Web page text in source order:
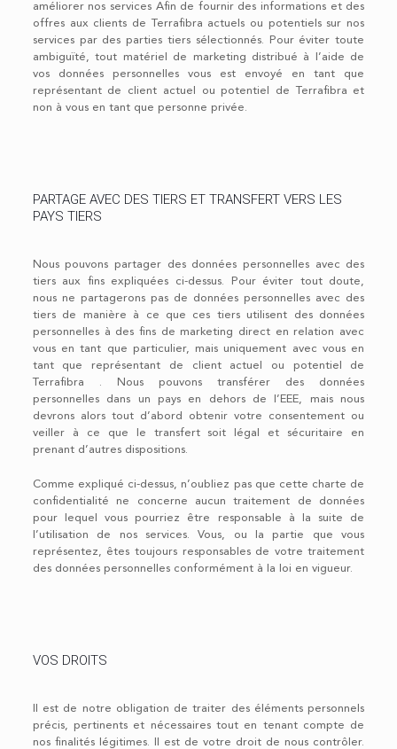
améliorer nos services Afin de fournir des informations et des
offres aux clients de Terrafibra actuels ou potentiels sur nos
services par des parties tiers sélectionnés. Pour éviter toute
ambiguïté, tout matériel de marketing distribué à l’aide de
vos données personnelles vous est envoyé en tant que
représentant de client actuel ou potentiel de Terrafibra et
non à vous en tant que personne privée.
PARTAGE AVEC DES TIERS ET TRANSFERT VERS LES
PAYS TIERS
Nous pouvons partager des données personnelles avec des
tiers aux fins expliquées ci-dessus. Pour éviter tout doute,
nous ne partagerons pas de données personnelles avec des
tiers de manière à ce que ces tiers utilisent des données
personnelles à des fins de marketing direct en relation avec
vous en tant que particulier, mais uniquement avec vous en
tant que représentant de client actuel ou potentiel de
Terrafibra . Nous pouvons transférer des données
personnelles dans un pays en dehors de l’EEE, mais nous
devrons alors tout d’abord obtenir votre consentement ou
veiller à ce que le transfert soit légal et sécuritaire en
prenant d’autres dispositions.
Comme expliqué ci-dessus, n’oubliez pas que cette charte de
confidentialité ne concerne aucun traitement de données
pour lequel vous pourriez être responsable à la suite de
l’utilisation de nos services. Vous, ou la partie que vous
représentez, êtes toujours responsables de votre traitement
des données personnelles conformément à la loi en vigueur.
VOS DROITS
Il est de notre obligation de traiter des éléments personnels
précis, pertinents et nécessaires tout en tenant compte de
nos finalités légitimes. Il est de votre droit de nous contrôler.